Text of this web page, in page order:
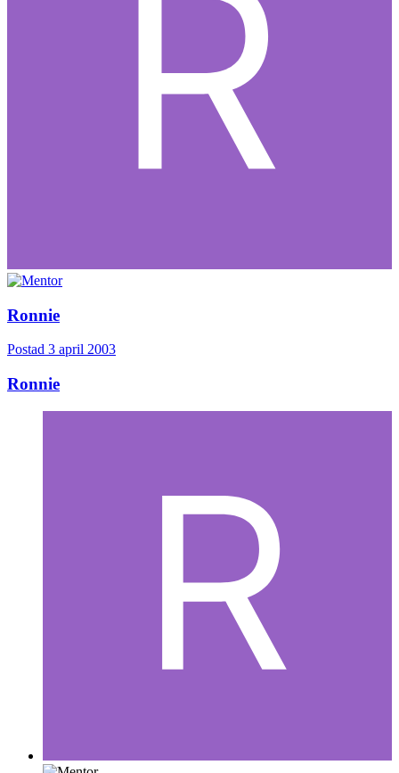
Ronnie
Postad 3 april 2003
Ronnie